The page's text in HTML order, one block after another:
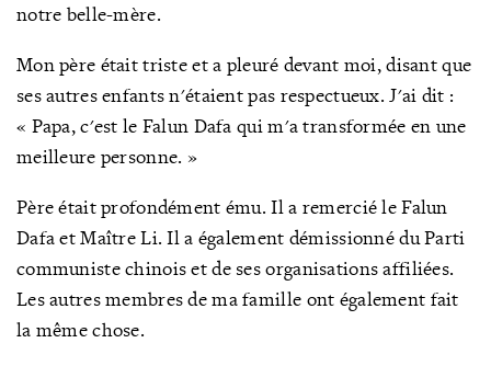
notre belle-mère.
Mon père était triste et a pleuré devant moi, disant que
ses autres enfants n'étaient pas respectueux. J'ai dit :
« Papa, c'est le Falun Dafa qui m'a transformée en une
meilleure personne. »
Père était profondément ému. Il a remercié le Falun
Dafa et Maître Li. Il a également démissionné du Parti
communiste chinois et de ses organisations affiliées.
Les autres membres de ma famille ont également fait
la même chose.